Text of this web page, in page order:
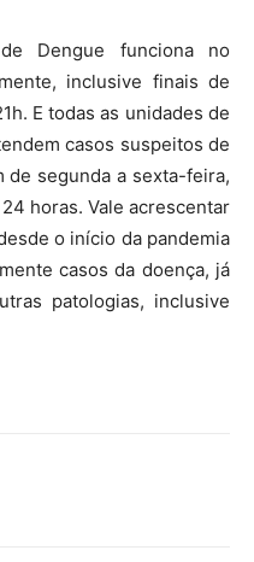
Dengue funciona no
inclusive finais de
E todas as unidades de
casos suspeitos de
de segunda a sexta-feira,
horas. Vale acrescentar
o início da pandemia
casos da doença, já
patologias, inclusive